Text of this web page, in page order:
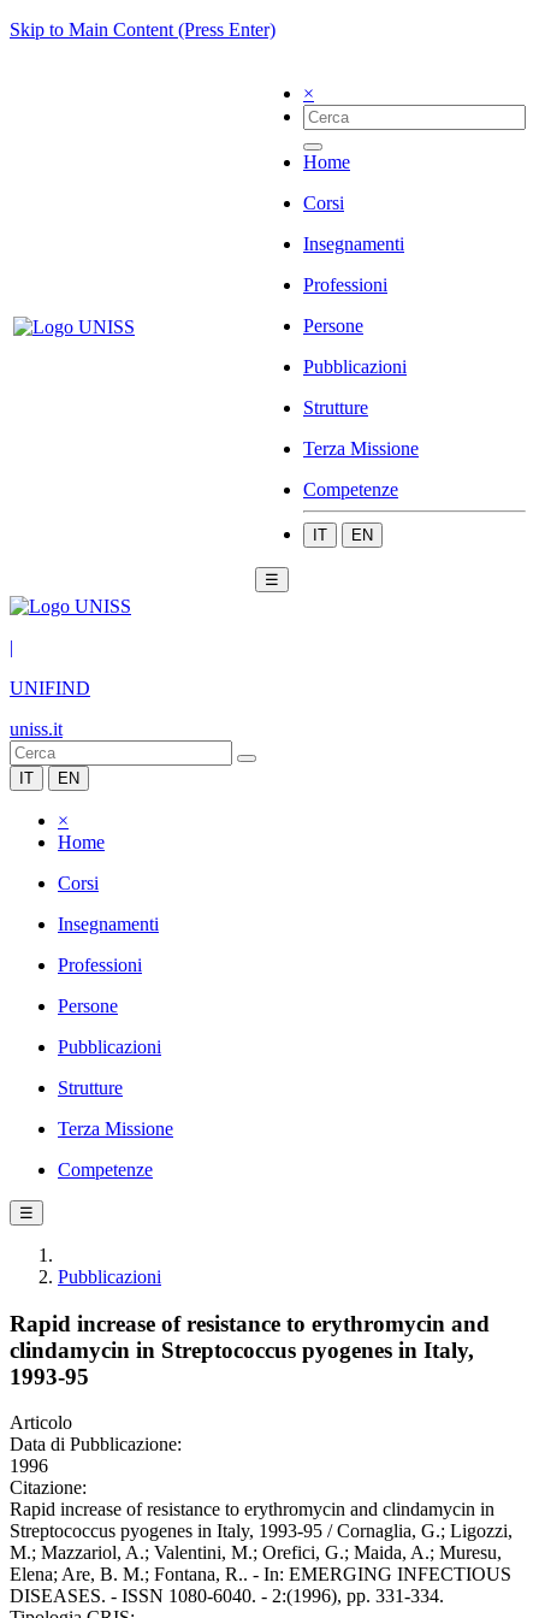
Skip to Main Content (Press Enter)
×
Home
Corsi
Insegnamenti
Professioni
Persone
Pubblicazioni
Strutture
Terza Missione
Competenze
IT EN
☰
|
UNIFIND
uniss.it
IT EN
×
Home
Corsi
Insegnamenti
Professioni
Persone
Pubblicazioni
Strutture
Terza Missione
Competenze
☰
Pubblicazioni
Rapid increase of resistance to erythromycin and
clindamycin in Streptococcus pyogenes in Italy,
1993-95
Articolo
Data di Pubblicazione:
1996
Citazione:
Rapid increase of resistance to erythromycin and clindamycin in
Streptococcus pyogenes in Italy, 1993-95 / Cornaglia, G.; Ligozzi,
M.; Mazzariol, A.; Valentini, M.; Orefici, G.; Maida, A.; Muresu,
Elena; Are, B. M.; Fontana, R.. - In: EMERGING INFECTIOUS
DISEASES. - ISSN 1080-6040. - 2:(1996), pp. 331-334.